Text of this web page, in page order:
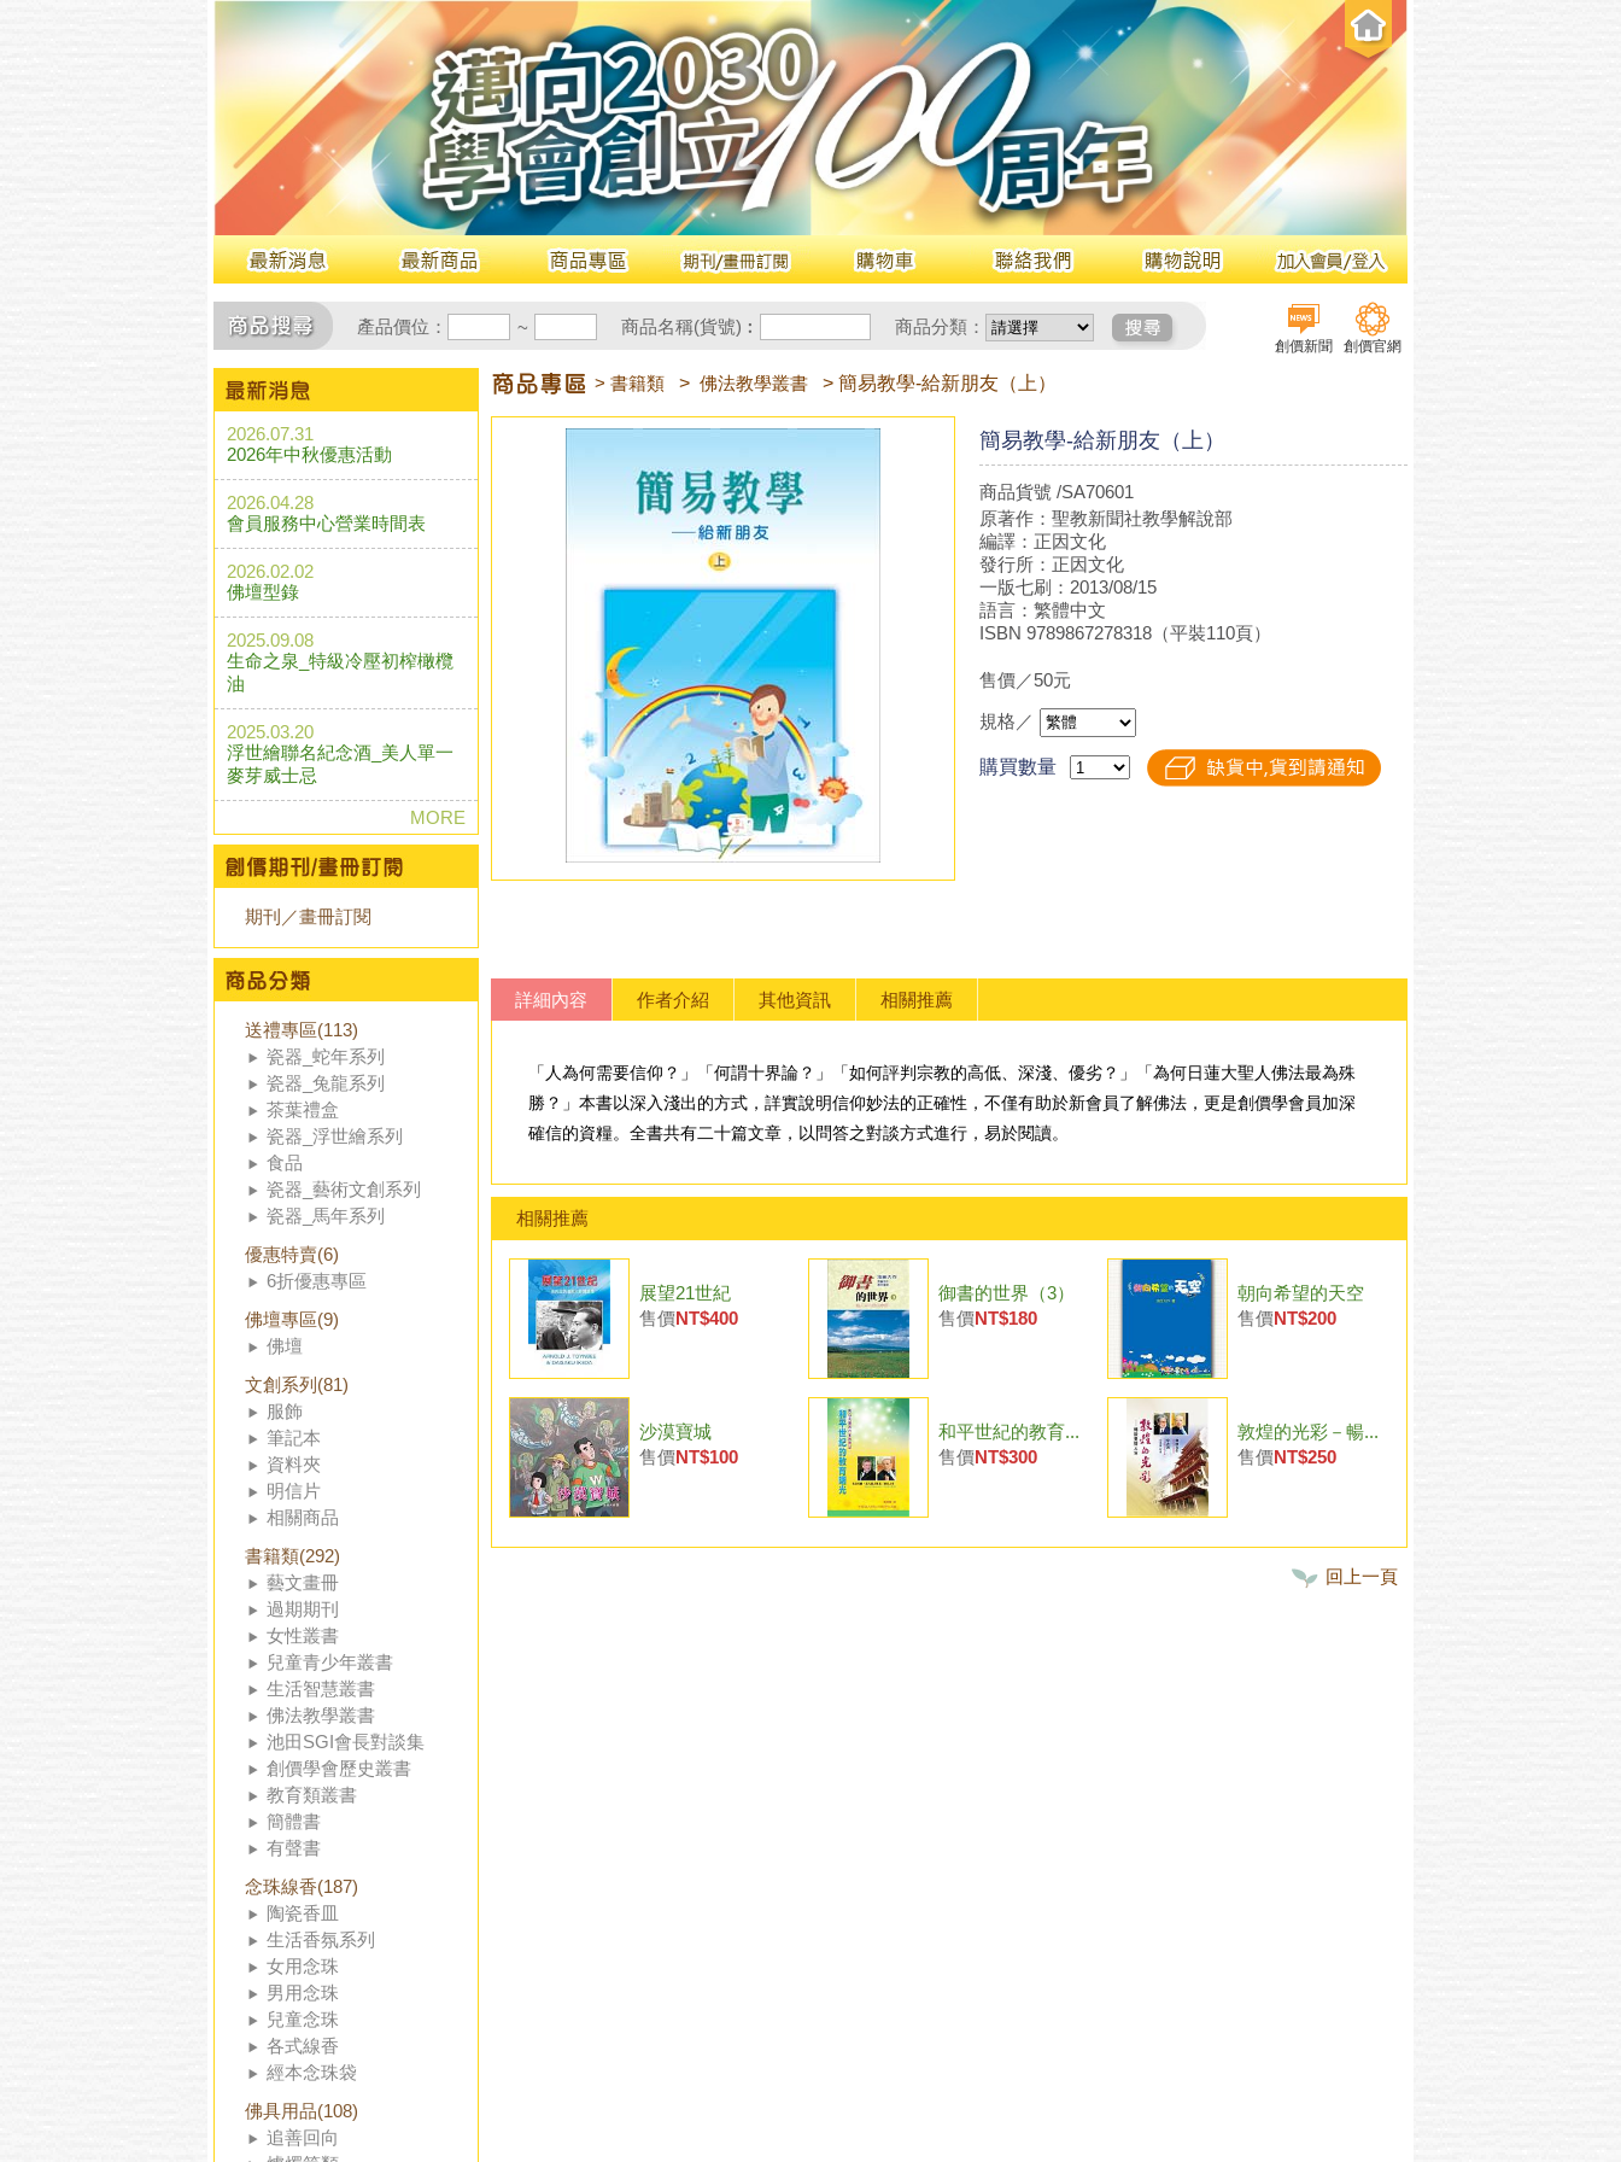
產品價位： ~ 商品名稱(貨號)︰ 商品分類：
創價新聞 創價官網
2026.07.31
2026年中秋優惠活動
2026.04.28
會員服務中心營業時間表
2026.02.02
佛壇型錄
2025.09.08
生命之泉_特級冷壓初榨橄欖
油
2025.03.20
浮世繪聯名紀念酒_美人單一
麥芽威士忌
MORE
期刊／畫冊訂閱
送禮專區(113)
瓷器_蛇年系列
瓷器_兔龍系列
茶葉禮盒
瓷器_浮世繪系列
食品
瓷器_藝術文創系列
瓷器_馬年系列
優惠特賣(6)
6折優惠專區
佛壇專區(9)
佛壇
文創系列(81)
服飾
筆記本
資料夾
明信片
相關商品
書籍類(292)
藝文畫冊
過期期刊
女性叢書
兒童青少年叢書
生活智慧叢書
佛法教學叢書
池田SGI會長對談集
創價學會歷史叢書
教育類叢書
簡體書
有聲書
念珠線香(187)
陶瓷香皿
生活香氛系列
女用念珠
男用念珠
兒童念珠
各式線香
經本念珠袋
佛具用品(108)
追善回向
> 書籍類 > 佛法教學叢書 > 簡易教學-給新朋友（上）
簡易教學-給新朋友（上）
商品貨號 /SA70601
原著作：聖教新聞社教學解說部
編譯：正因文化
發行所：正因文化
一版七刷：2013/08/15
語言：繁體中文
ISBN 9789867278318（平裝110頁）
售價／50元
規格／
購買數量
詳細內容 作者介紹 其他資訊 相關推薦
「人為何需要信仰？」「何謂十界論？」「如何評判宗教的高低、深淺、優劣？」「為何日蓮大聖人佛法最為殊
勝？」本書以深入淺出的方式，詳實說明信仰妙法的正確性，不僅有助於新會員了解佛法，更是創價學會員加深
確信的資糧。全書共有二十篇文章，以問答之對談方式進行，易於閱讀。
相關推薦
展望21世紀
售價NT$400
御書的世界（3）
售價NT$180
朝向希望的天空
售價NT$200
沙漠寶城
售價NT$100
和平世紀的教育...
售價NT$300
敦煌的光彩－暢...
售價NT$250
回上一頁